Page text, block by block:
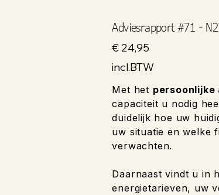
Adviesrapport #71 -
Prijs
€ 24,95
incl.BTW
Met het
capaciteit u nodig
duidelijk hoe uw
uw situatie en welke
verwachten.
Daarnaast vindt u in
energietarieven, uw